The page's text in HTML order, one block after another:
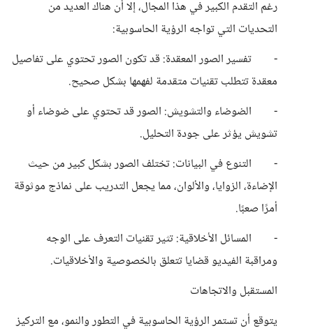
رغم التقدم الكبير في هذا المجال، إلا أن هناك العديد من
التحديات التي تواجه الرؤية الحاسوبية:
- تفسير الصور المعقدة: قد تكون الصور تحتوي على تفاصيل
معقدة تتطلب تقنيات متقدمة لفهمها بشكل صحيح.
- الضوضاء والتشويش: الصور قد تحتوي على ضوضاء أو
تشويش يؤثر على جودة التحليل.
- التنوع في البيانات: تختلف الصور بشكل كبير من حيث
الإضاءة، الزوايا، والألوان، مما يجعل التدريب على نماذج موثوقة
أمرًا صعبًا.
- المسائل الأخلاقية: تثير تقنيات التعرف على الوجه
ومراقبة الفيديو قضايا تتعلق بالخصوصية والأخلاقيات.
المستقبل والاتجاهات
يتوقع أن تستمر الرؤية الحاسوبية في التطور والنمو، مع التركيز